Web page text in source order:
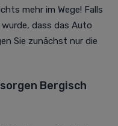
mehr im Wege! Falls
dass das Auto
Sie zunächst nur die
Bergisch